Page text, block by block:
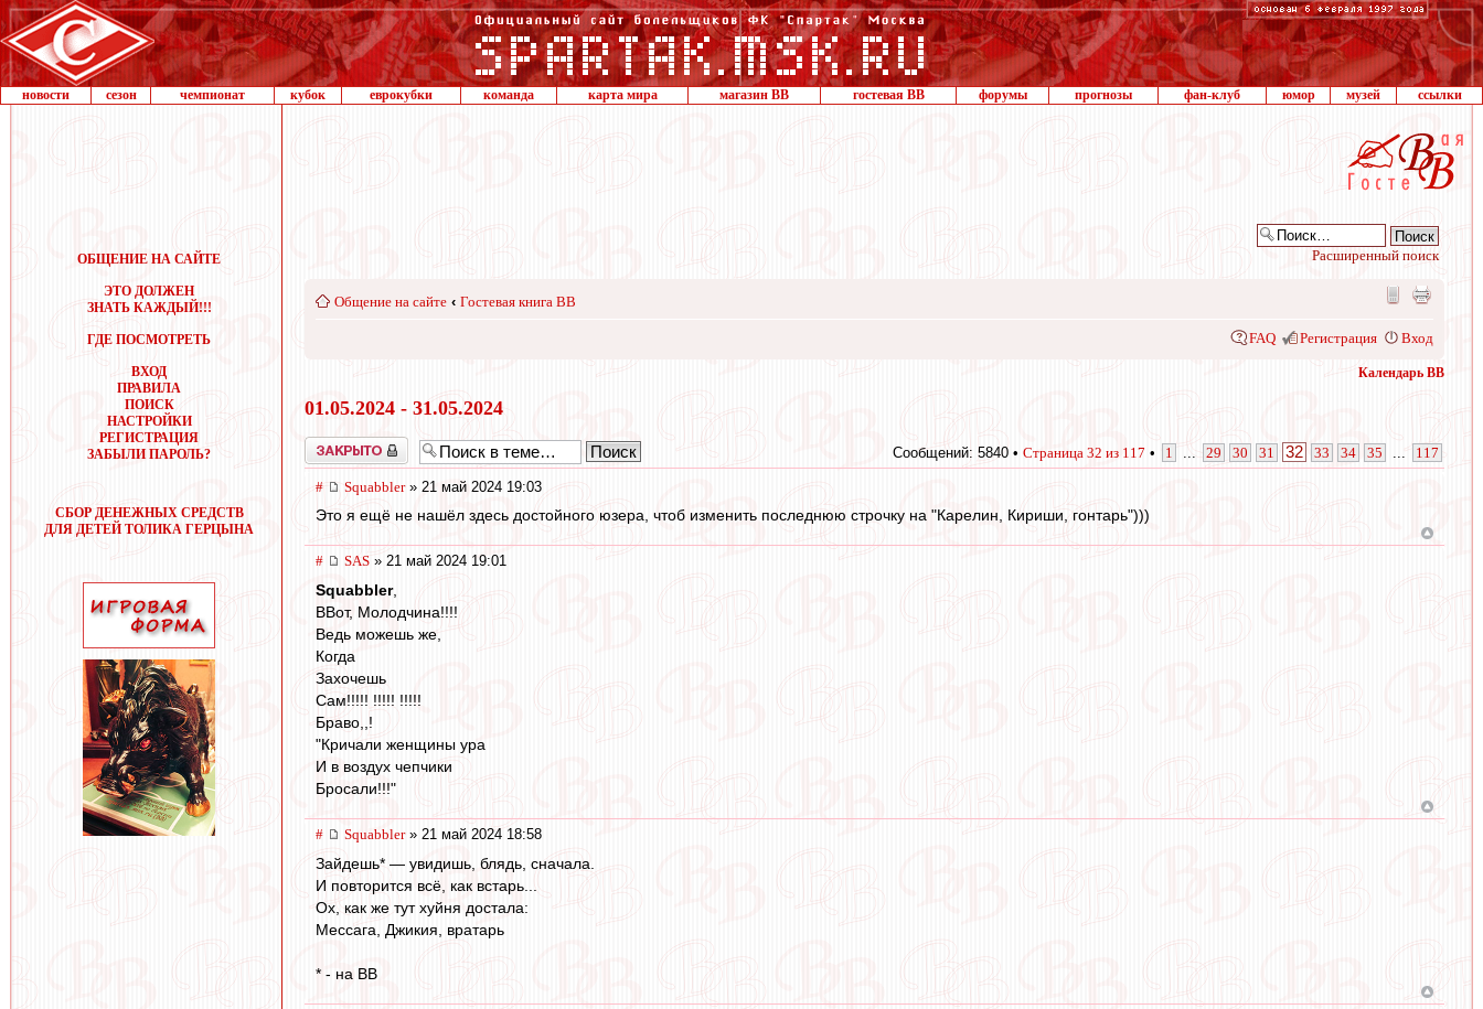
новости сезон чемпионат кубок еврокубки команда карта мира магазин ВВ гостевая ВВ форумы прогнозы фан-клуб юмор музей ссылки
ОБЩЕНИЕ НА САЙТЕ
ЭТО ДОЛЖЕН
ЗНАТЬ КАЖДЫЙ!!!
ГДЕ ПОСМОТРЕТЬ
ВХОД
ПРАВИЛА
ПОИСК
НАСТРОЙКИ
РЕГИСТРАЦИЯ
ЗАБЫЛИ ПАРОЛЬ?
СБОР ДЕНЕЖНЫХ СРЕДСТВ
ДЛЯ ДЕТЕЙ ТОЛИКА ГЕРЦЫНА
Расширенный поиск
Общение на сайте ‹ Гостевая книга ВВ
FAQ Регистрация Вход
Календарь ВВ
01.05.2024 - 31.05.2024
Закрыто Сообщений: 5840 • Страница 32 из 117 • 1 29 30 31 32 33 34 35 117
# Squabbler» 21 май 2024 19:03
Это я ещё не нашёл здесь достойного юзера, чтоб изменить последнюю строчку на "Карелин, Кириши, гонтарь")))
# SAS » 21 май 2024 19:01
Squabbler,
ВВот, Молодчина!!!!
Ведь можешь же,
Когда
Захочешь
Сам!!!!! !!!!! !!!!!
Браво,,!
"Кричали женщины ура
И в воздух чепчики
Бросали!!!"
# Squabbler» 21 май 2024 18:58
Зайдешь* — увидишь, блядь, сначала.
И повторится всё, как встарь...
Ох, как же тут хуйня достала:
Мессага, Джикия, вратарь
* - на ВВ